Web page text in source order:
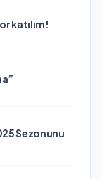
katılım!
Sezonunu